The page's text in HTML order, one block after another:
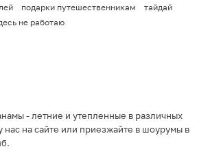
подарки путешественникам
тайдай
не работаю
- летние и утепленные в различных
нас на сайте или приезжайте в шоурумы в